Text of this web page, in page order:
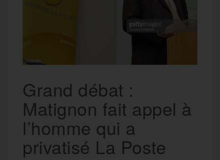
Grand débat :
Matignon fait appel à
l’homme qui a
privatisé La Poste